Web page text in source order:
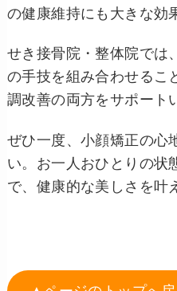
の健康維持にも大きな効
せき接骨院・整体院では
の手技を組み合わせるこ
調改善の両方をサポート
ぜひ一度、小顔矯正の心
い。お一人おひとりの状
で、健康的な美しさを叶